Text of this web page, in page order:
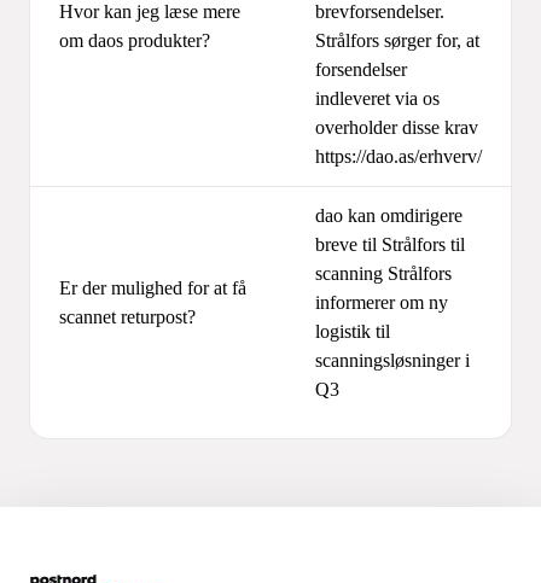
Hvor kan jeg læse mere
om daos produkter?
brevforsendelser.
Strålfors sørger for, at
forsendelser
indleveret via os
overholder disse krav
https://dao.as/erhverv/
Er der mulighed for at få
scannet returpost?
dao kan omdirigere
breve til Strålfors til
scanning Strålfors
informerer om ny
logistik til
scanningsløsninger i
Q3